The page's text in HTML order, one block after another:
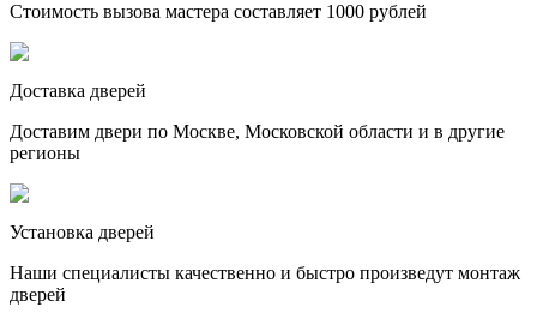
Стоимость вызова мастера составляет 1000 рублей
Доставка дверей
Доставим двери по Москве, Московской области и в другие
регионы
Установка дверей
Наши специалисты качественно и быстро произведут монтаж
дверей